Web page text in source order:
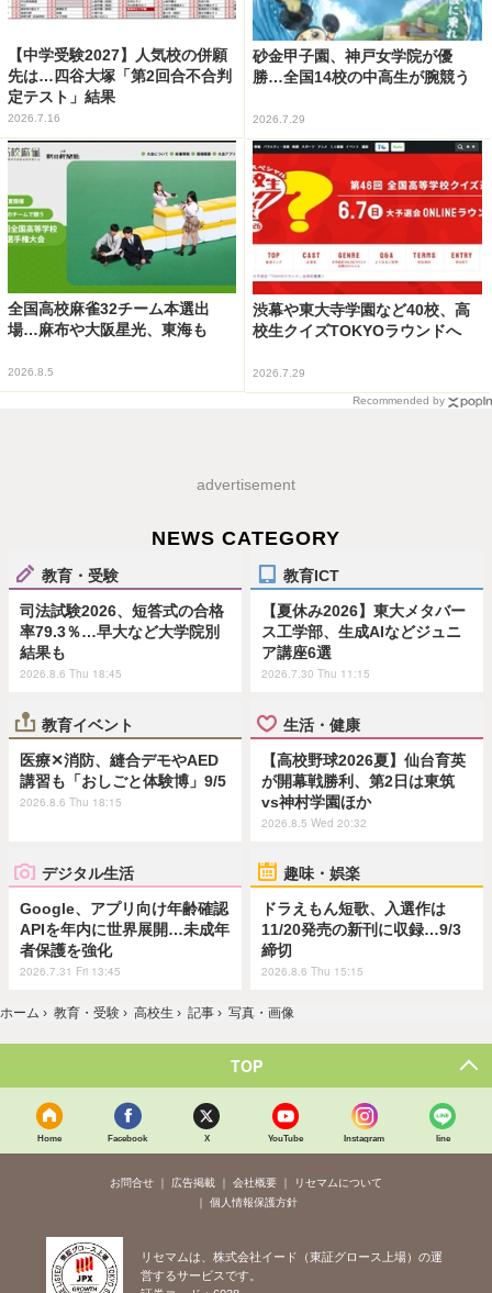
【中学受験2027】人気校の併願
先は…四谷大塚「第2回合不合判
定テスト」結果
2026.7.16
砂金甲子園、神戸女学院が優
勝…全国14校の中高生が腕競う
2026.7.29
全国高校麻雀32チーム本選出
場…麻布や大阪星光、東海も
2026.8.5
渋幕や東大寺学園など40校、高
校生クイズTOKYOラウンドへ
2026.7.29
Recommended by
advertisement
NEWS CATEGORY
教育・受験
司法試験2026、短答式の合格
率79.3％…早大など大学院別
結果も
2026.8.6 Thu 18:45
教育ICT
【夏休み2026】東大メタバー
ス工学部、生成AIなどジュニ
ア講座6選
2026.7.30 Thu 11:15
教育イベント
医療✕消防、縫合デモやAED
講習も「おしごと体験博」9/5
2026.8.6 Thu 18:15
生活・健康
【高校野球2026夏】仙台育英
が開幕戦勝利、第2日は東筑
vs神村学園ほか
2026.8.5 Wed 20:32
デジタル生活
Google、アプリ向け年齢確認
APIを年内に世界展開…未成年
者保護を強化
2026.7.31 Fri 13:45
趣味・娯楽
ドラえもん短歌、入選作は
11/20発売の新刊に収録…9/3
締切
2026.8.6 Thu 15:15
ホーム › 教育・受験 › 高校生 › 記事 › 写真・画像
TOP
Home Facebook X YouTube Instagram line
お問合せ 広告掲載 会社概要
リセマムについて
個人情報保護方針
リセマムは、株式会社イード（東証グロース上場）の運
営するサービスです。